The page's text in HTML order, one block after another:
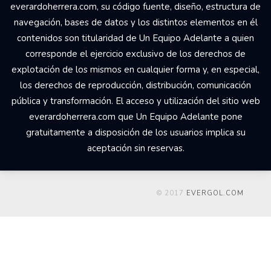
everardoherrera.com, su código fuente, diseño, estructura de
navegación, bases de datos y los distintos elementos en él
contenidos son titularidad de Un Equipo Adelante a quien
corresponde el ejercicio exclusivo de los derechos de
explotación de los mismos en cualquier forma y, en especial,
los derechos de reproducción, distribución, comunicación
pública y transformación. El acceso y utilización del sitio web
everardoherrera.com que Un Equipo Adelante pone
gratuitamente a disposición de los usuarios implica su
aceptación sin reservas.
© 2017 EVERGOL.COM